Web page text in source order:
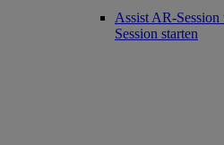
Assist AR-
Session starten